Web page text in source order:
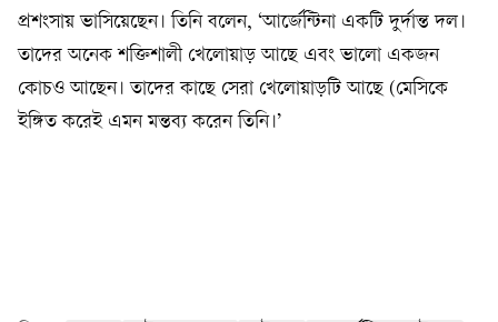
প্রশংসায় ভাসিয়েছেন। তিনি বলেন, ‘আর্জেন্টিনা একটি দুর্দান্ত দল।
তাদের অনেক শক্তিশালী খেলোয়াড় আছে এবং ভালো একজন
কোচও আছেন। তাদের কাছে সেরা খেলোয়াড়টি আছে (মেসিকে
ইঙ্গিত করেই এমন মন্তব্য করেন তিনি।’